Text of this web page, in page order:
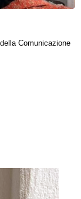
Comunicazione